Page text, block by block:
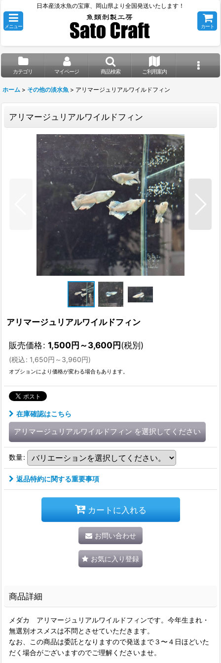
日本産淡水魚の宝庫、岡山県より全国発送いたします！
メニュー カート
カテゴリ マイページ 商品検索 ご利用案内
ホーム > その他の淡水魚 > アリマージュリアルワイルドフィン
アリマージュリアルワイルドフィン
アリマージュリアルワイルドフィン
販売価格: 1,500円～3,600円(税別)
(税込: 1,650円 ～3,960円)
オプションにより価格が変わる場合もあります。
在庫確認はこちら
アリマージュリアルワイルドフィン を選択してください
数量:
返品特約に関する重要事項
カートに入れる
お問い合わせ
お気に入り登録
商品詳細
メダカ アリマージュリアルワイルドフィンです。今年生まれ・
無選別オスメスは不問とさせていただきます。
なお、この商品は委託となりますので発送まで３〜４日ほどいた
だく場合がございますのでご理解くださいませ。